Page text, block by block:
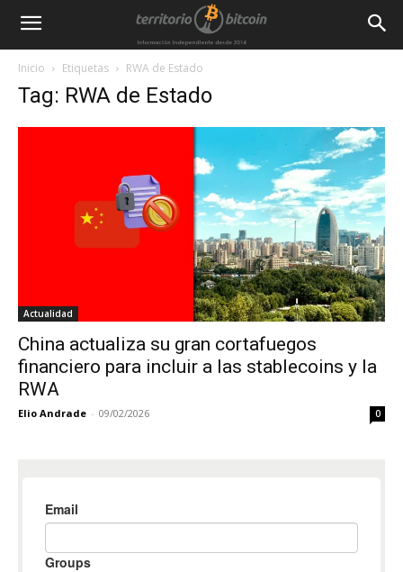
Inicio Etiquetas RWA de Estado
Tag: RWA de Estado
Actualidad
China actualiza su gran cortafuegos
financiero para incluir a las stablecoins y la
RWA
Elio Andrade - 09/02/2026 0